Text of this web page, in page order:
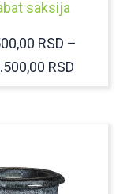
saksija
RSD –
RSD